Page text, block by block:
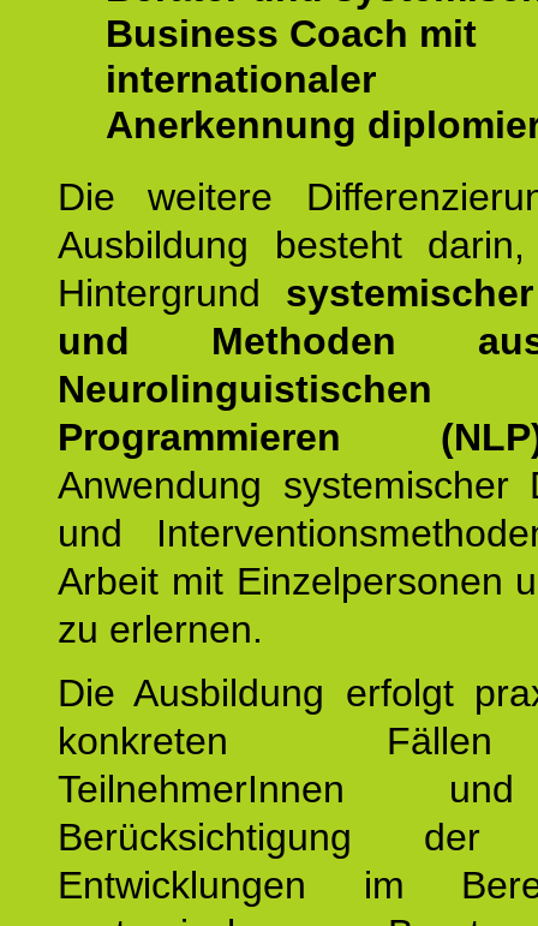
Business Coach mit
internationaler
Anerkennung
Die weitere
Ausbildung besteht
Hintergrund
und Methoden
Neurolinguistischen
Programmieren
Anwendung systemischer
und
Arbeit mit Einzelpersonen
zu erlernen.
Die Ausbildung erfolgt
konkreten
TeilnehmerInnen
Berücksichtigung der
Entwicklungen im